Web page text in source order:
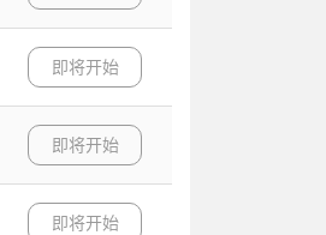
即将开始
即将开始
即将开始